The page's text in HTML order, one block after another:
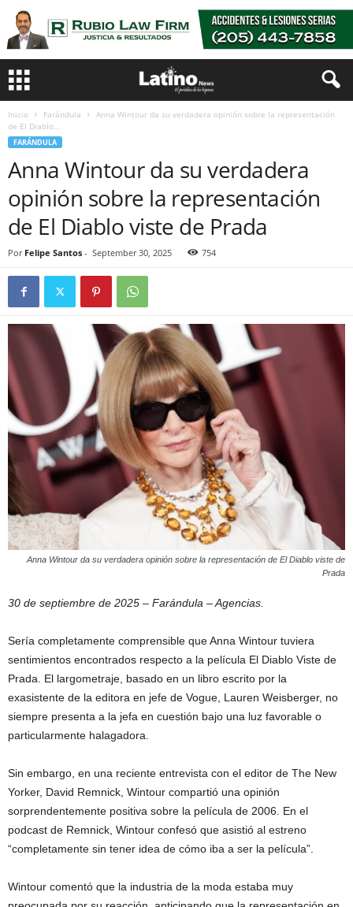
Inicio Farándula
Anna Wintour da su verdadera opinión sobre la representación
de El Diablo...
FARÁNDULA
Anna Wintour da su verdadera
opinión sobre la representación
de El Diablo viste de Prada
Por Felipe Santos - September 30, 2025 754
Anna Wintour da su verdadera opinión sobre la representación de El Diablo viste de
Prada
30 de septiembre de 2025 – Farándula – Agencias.
Sería completamente comprensible que Anna Wintour tuviera
sentimientos encontrados respecto a la película El Diablo Viste de
Prada. El largometraje, basado en un libro escrito por la
exasistente de la editora en jefe de Vogue, Lauren Weisberger, no
siempre presenta a la jefa en cuestión bajo una luz favorable o
particularmente halagadora.
Sin embargo, en una reciente entrevista con el editor de The New
Yorker, David Remnick, Wintour compartió una opinión
sorprendentemente positiva sobre la película de 2006. En el
podcast de Remnick, Wintour confesó que asistió al estreno
“completamente sin tener idea de cómo iba a ser la película”.
Wintour comentó que la industria de la moda estaba muy